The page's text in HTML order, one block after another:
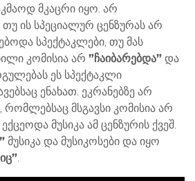
მკაცრი იყო. არ
ის სპეციალურ ცენზურას არ
სპექტაკლები, თუ მას
კომისია არ ”ჩაიბარებდა” და
ეს სპექტაკლი
ენახათ. ეკრანებზე არ
რომლებსაც მსგავსი კომისია არ
მუსიკა ამ ცენზურის ქვეშ.
მუსიკა და მუსიკოსები და იყო
.